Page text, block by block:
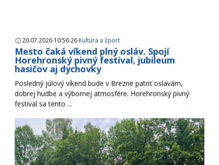
20.07.2026 10:56:26 Kultúra a šport
Mesto čaká víkend plný osláv. Spojí
Horehronský pivný festival, jubileum
hasičov aj dychovky
Posledný júlový víkend bude v Brezne patriť oslavám,
dobrej hudbe a výbornej atmosfére. Horehronský pivný
festival sa tento ...